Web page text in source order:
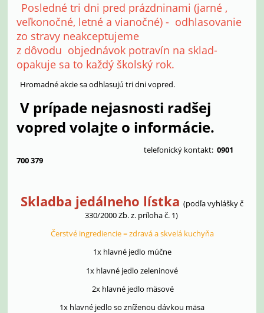
Posledné tri dni pred prázdninami (jarné ,
veľkonočné, letné a vianočné) - odhlasovanie
zo stravy neakceptujeme
z dôvodu objednávok potravín na sklad-
opakuje sa to každý školský rok.
Hromadné akcie sa odhlasujú tri dni vopred.
V prípade nejasnosti radšej
vopred volajte o informácie.
telefonický kontakt: 0901
700 379
Skladba jedálneho lístka (podľa vyhlášky č
330/2000 Zb. z. príloha č. 1)
Čerstvé ingrediencie = zdravá a skvelá kuchyňa
1x hlavné jedlo múčne
1x hlavné jedlo zeleninové
2x hlavné jedlo mäsové
1x hlavné jedlo so zníženou dávkou mäsa